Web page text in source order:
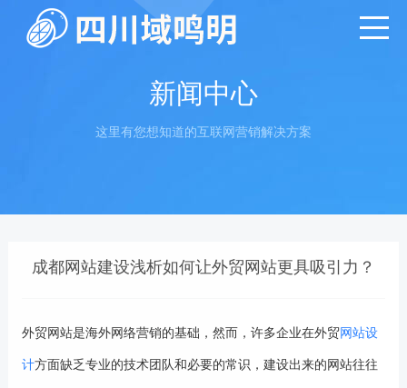
新闻中心
这里有您想知道的互联网营销解决方案
成都网站建设浅析如何让外贸网站更具吸引力？
外贸网站是海外网络营销的基础，然而，许多企业在外贸网站设
计方面缺乏专业的技术团队和必要的常识，建设出来的网站往往